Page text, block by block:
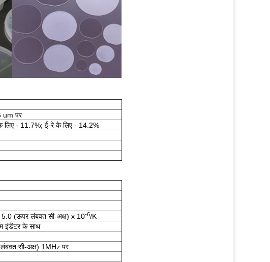
um पर
लिए - 11.7%; ई-रे के लिए - 14.2%
5.0 (ऊपर लंबवत सी-अक्ष) x 10-6/K
इंडेंटर के साथ
सी-अक्ष) 1MHz पर